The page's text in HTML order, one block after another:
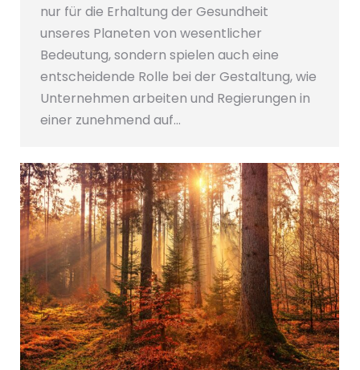
nur für die Erhaltung der Gesundheit
unseres Planeten von wesentlicher
Bedeutung, sondern spielen auch eine
entscheidende Rolle bei der Gestaltung, wie
Unternehmen arbeiten und Regierungen in
einer zunehmend auf…